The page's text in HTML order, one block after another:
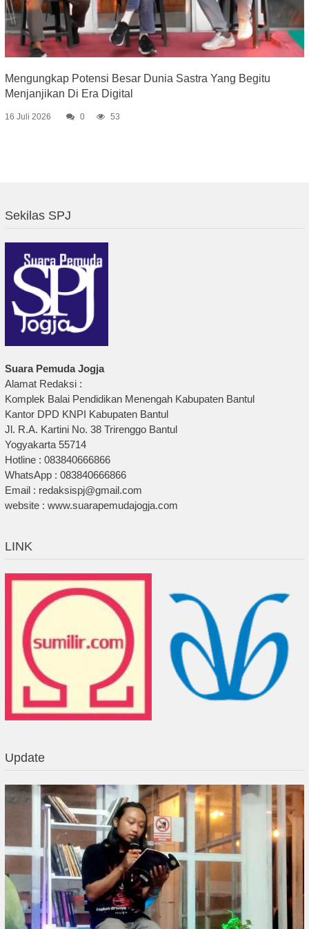
Mengungkap Potensi Besar Dunia Sastra Yang Begitu
Menjanjikan Di Era Digital
16 Juli 2026 0 53
Sekilas SPJ
Suara Pemuda Jogja
Alamat Redaksi :
Komplek Balai Pendidikan Menengah Kabupaten Bantul
Kantor DPD KNPI Kabupaten Bantul
Jl. R.A. Kartini No. 38 Trirenggo Bantul
Yogyakarta 55714
Hotline : 083840666866
WhatsApp : 083840666866
Email : redaksispj@gmail.com
website : www.suarapemudajogja.com
LINK
Update